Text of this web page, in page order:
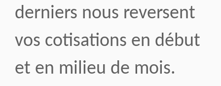
derniers nous reversent
vos cotisations en début
et en milieu de mois.